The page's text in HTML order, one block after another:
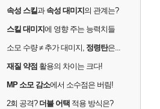
속성 스킬과 속성 대미지 의 관계는?
스킬 대미지 에 영향 주는 능력치들
소모 수량 ≠ 추가 대미지, 정령탄은...
재질 약점 활용의 차이는 크다!
MP 소모 감소에서 소수점은 버림!
2회 공격? 더블 어택 적용 방식은?